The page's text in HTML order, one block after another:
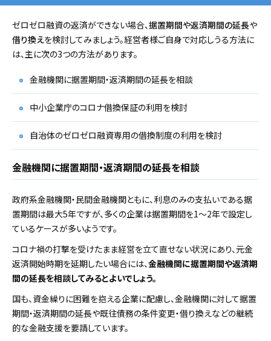
ゼロゼロ融資の返済ができない場合、据置期間や返済期間の延長や
借り換えを検討してみましょう。経営者様ご自身で対応しうる方法に
は、主に次の3つの方法があります。
金融機関に据置期間・返済期間の延長を相談
中小企業庁のコロナ借換保証の利用を検討
自治体のゼロゼロ融資専用の借換制度の利用を検討
金融機関に据置期間・返済期間の延長を相談
政府系金融機関・民間金融機関ともに、利息のみの支払いである据
置期間は最大5年ですが、多くの企業は据置期間を1～2年で設定し
ているケースが多いようです。
コロナ禍の打撃を受けたまま経営を立て直せない状況にあり、元金
返済開始時期を延期したい場合には、金融機関に据置期間や返済期
間の延長を相談してみるとよいでしょう。
国も、資金繰りに困難を抱える企業に配慮し、金融機関に対して据置
期間・返済期間の延長や既往債務の条件変更・借り換えなどの継続
的な金融支援を要請しています。